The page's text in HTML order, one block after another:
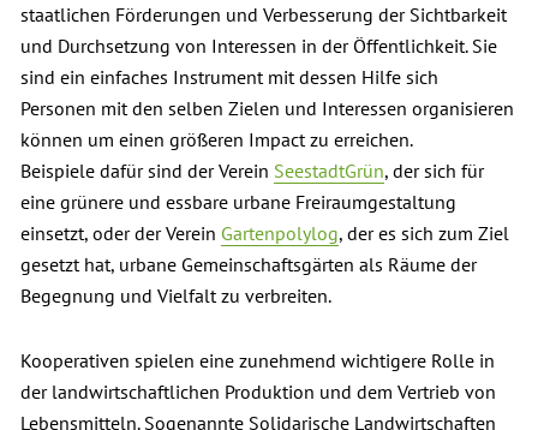
staatlichen Förderungen und Verbesserung der Sichtbarkeit
und Durchsetzung von Interessen in der Öffentlichkeit. Sie
sind ein einfaches Instrument mit dessen Hilfe sich
Personen mit den selben Zielen und Interessen organisieren
können um einen größeren Impact zu erreichen.
Beispiele dafür sind der Verein SeestadtGrün, der sich für
eine grünere und essbare urbane Freiraumgestaltung
einsetzt, oder der Verein Gartenpolylog, der es sich zum Ziel
gesetzt hat, urbane Gemeinschaftsgärten als Räume der
Begegnung und Vielfalt zu verbreiten.
Kooperativen spielen eine zunehmend wichtigere Rolle in
der landwirtschaftlichen Produktion und dem Vertrieb von
Lebensmitteln. Sogenannte Solidarische Landwirtschaften